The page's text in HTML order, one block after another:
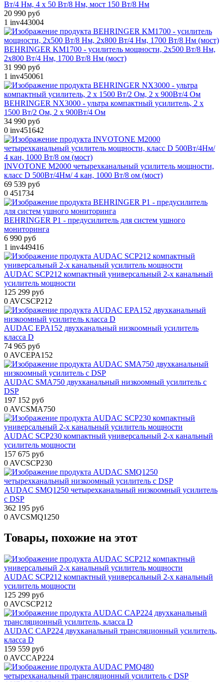
Вт/4 Нм, 4 х 50 Вт/8 Нм, мост 150 Вт/8 Нм
20 990 руб
1 inv443004
BEHRINGER KM1700 - усилитель мощности, 2х500 Вт/8 Нм,
2х800 Вт/4 Нм, 1700 Вт/8 Нм (мост)
31 990 руб
1 inv450061
BEHRINGER NX3000 - ультра компактный усилитель, 2 x
1500 Вт/2 Oм, 2 x 900Вт/4 Oм
34 990 руб
0 inv451642
INVOTONE M2000 четырехканальный усилитель мощности,
класс D 500Вт/4Нм/ 4 кан, 1000 Вт/8 ом (мост)
69 539 руб
0 451734
BEHRINGER P1 - предусилитель для систем ушного
мониторинга
6 990 руб
1 inv449416
AUDAC SCP212 компактный универсальный 2-х канальный
усилитель мощности
125 299 руб
0 AVCSCP212
AUDAC EPA152 двухканальный низкоомный усилитель
класса D
74 965 руб
0 AVCEPA152
AUDAC SMA750 двухканальный низкоомный усилитель с
DSP
197 152 руб
0 AVCSMA750
AUDAC SCP230 компактный универсальный 2-х канальный
усилитель мощности
157 675 руб
0 AVCSCP230
AUDAC SMQ1250 четырехканальный низкоомный усилитель
с DSP
362 195 руб
0 AVCSMQ1250
Товары, похожие на этот
AUDAC SCP212 компактный универсальный 2-х канальный
усилитель мощности
125 299 руб
0 AVCSCP212
AUDAC CAP224 двухканальный трансляционный усилитель,
класса D
159 559 руб
0 AVCCAP224